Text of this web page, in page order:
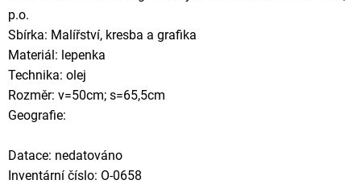
p.o.
Sbírka: Malířství, kresba a grafika
Materiál: lepenka
Technika: olej
Rozměr: v=50cm; s=65,5cm
Geografie:
Datace: nedatováno
Inventární číslo: O-0658